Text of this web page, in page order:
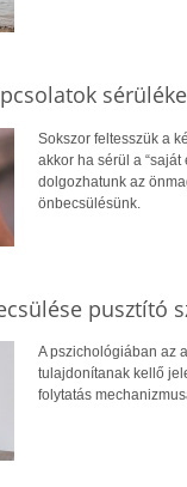
Sokszor feltesszük a
akkor ha sérül a
dolgozhatunk az
önbecsülésünk.
pusztító
A pszichológiában az
tulajdonítanak kellő
folytatás